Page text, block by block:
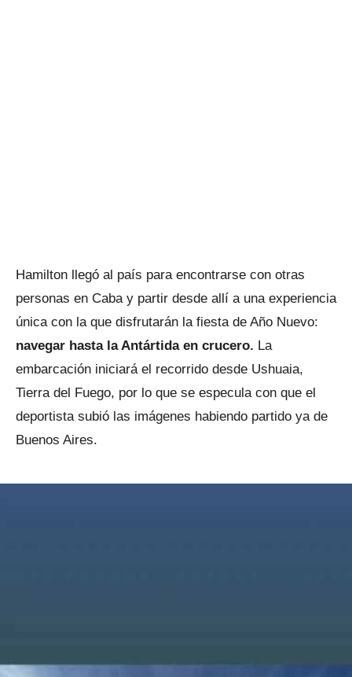
Hamilton llegó al país para encontrarse con otras
personas en Caba y partir desde allí a una experiencia
única con la que disfrutarán la fiesta de Año Nuevo:
navegar hasta la Antártida en crucero. La
embarcación iniciará el recorrido desde Ushuaia,
Tierra del Fuego, por lo que se especula con que el
deportista subió las imágenes habiendo partido ya de
Buenos Aires.